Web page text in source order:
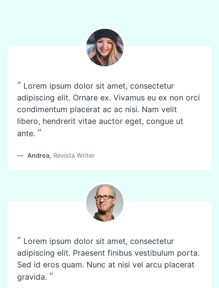
“ Lorem ipsum dolor sit amet, consectetur
adipiscing elit. Ornare ex. Vivamus eu ex non orci
condimentum placerat ac ac nisi. Nam velit
libero, hendrerit vitae auctor eget, congue ut
ante. ”
Andrea, Revista Writer
“ Lorem ipsum dolor sit amet, consectetur
adipiscing elit. Praesent finibus vestibulum porta.
Sed id eros quam. Nunc at nisi vel arcu placerat
gravida. ”